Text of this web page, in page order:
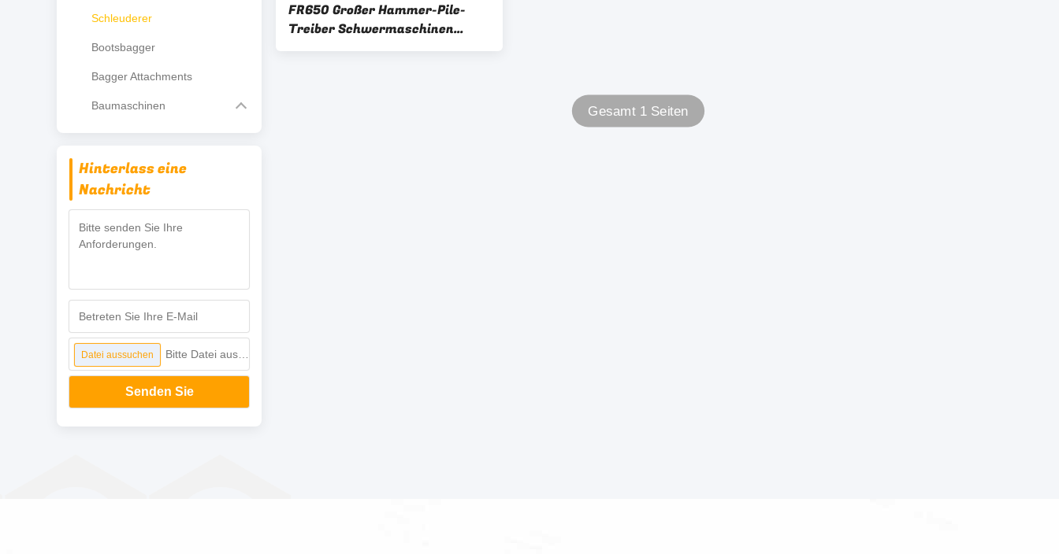
Schleuderer
Bootsbagger
Bagger Attachments
Baumaschinen
Hinterlass eine
Nachricht
Datei aussuchen
Senden Sie
FR650 Großer Hammer-Pile-
Treiber Schwermaschinen
Dieselbau-Piling-Maschine
Gesamt 1 Seiten